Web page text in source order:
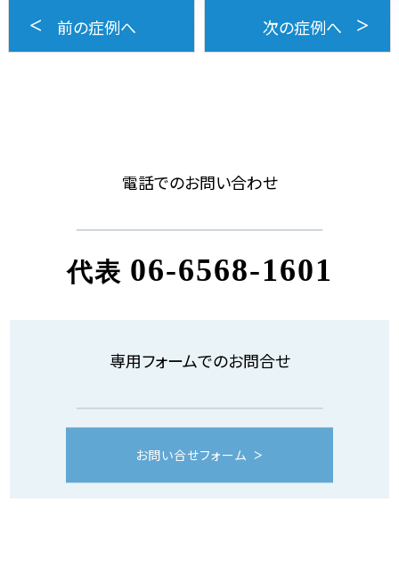
前の症例へ 次の症例へ
電話でのお問い合わせ
代表 06-6568-1601
専用フォームでのお問合せ
お問い合せフォーム